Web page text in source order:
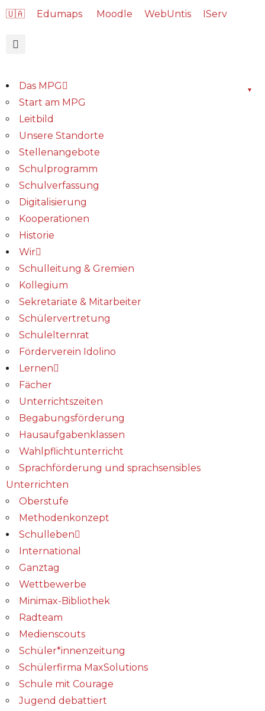
🇺🇦 Edumaps Moodle WebUntis IServ
Das MPG
Start am MPG
Leitbild
Unsere Standorte
Stellenangebote
Schulprogramm
Schulverfassung
Digitalisierung
Kooperationen
Historie
Wir
Schulleitung & Gremien
Kollegium
Sekretariate & Mitarbeiter
Schülervertretung
Schulelternrat
Förderverein Idolino
Lernen
Fächer
Unterrichtszeiten
Begabungs­förderung
Hausaufgabenklassen
Wahlpflichtunterricht
Sprachförderung und sprachsensibles
Unterrichten
Oberstufe
Methodenkonzept
Schulleben
International
Ganztag
Wettbewerbe
Minimax-Bibliothek​
Radteam
Medienscouts
Schüler*innenzeitung
Schülerfirma MaxSolutions
Schule mit Courage
Jugend debattiert